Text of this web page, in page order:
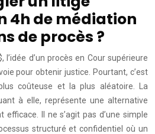
4h de médiation
de procès ?
l’idée d’un procès en Cour supérieure
pour obtenir justice. Pourtant, c’est
coûteuse et la plus aléatoire. La
à elle, représente une alternative
Il ne s’agit pas d’une simple
structuré et confidentiel où un